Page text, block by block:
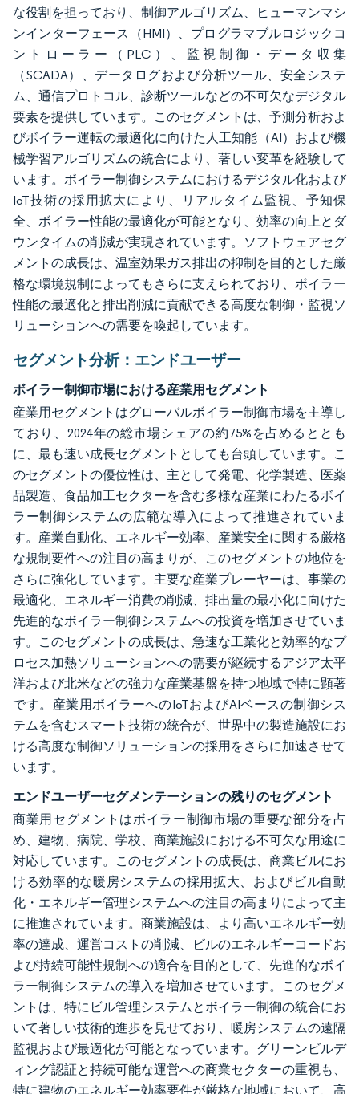
な役割を担っており、制御アルゴリズム、ヒューマンマシ
ンインターフェース（HMI）、プログラマブルロジックコ
ントローラー（PLC）、監視制御・データ収集
（SCADA）、データログおよび分析ツール、安全システ
ム、通信プロトコル、診断ツールなどの不可欠なデジタル
要素を提供しています。このセグメントは、予測分析およ
びボイラー運転の最適化に向けた人工知能（AI）および機
械学習アルゴリズムの統合により、著しい変革を経験して
います。ボイラー制御システムにおけるデジタル化および
IoT技術の採用拡大により、リアルタイム監視、予知保
全、ボイラー性能の最適化が可能となり、効率の向上とダ
ウンタイムの削減が実現されています。ソフトウェアセグ
メントの成長は、温室効果ガス排出の抑制を目的とした厳
格な環境規制によってもさらに支えられており、ボイラー
性能の最適化と排出削減に貢献できる高度な制御・監視ソ
リューションへの需要を喚起しています。
セグメント分析：エンドユーザー
ボイラー制御市場における産業用セグメント
産業用セグメントはグローバルボイラー制御市場を主導し
ており、2024年の総市場シェアの約75%を占めるととも
に、最も速い成長セグメントとしても台頭しています。こ
のセグメントの優位性は、主として発電、化学製造、医薬
品製造、食品加工セクターを含む多様な産業にわたるボイ
ラー制御システムの広範な導入によって推進されていま
す。産業自動化、エネルギー効率、産業安全に関する厳格
な規制要件への注目の高まりが、このセグメントの地位を
さらに強化しています。主要な産業プレーヤーは、事業の
最適化、エネルギー消費の削減、排出量の最小化に向けた
先進的なボイラー制御システムへの投資を増加させていま
す。このセグメントの成長は、急速な工業化と効率的なプ
ロセス加熱ソリューションへの需要が継続するアジア太平
洋および北米などの強力な産業基盤を持つ地域で特に顕著
です。産業用ボイラーへのIoTおよびAIベースの制御シス
テムを含むスマート技術の統合が、世界中の製造施設にお
ける高度な制御ソリューションの採用をさらに加速させて
います。
エンドユーザーセグメンテーションの残りのセグメント
商業用セグメントはボイラー制御市場の重要な部分を占
め、建物、病院、学校、商業施設における不可欠な用途に
対応しています。このセグメントの成長は、商業ビルにお
ける効率的な暖房システムの採用拡大、およびビル自動
化・エネルギー管理システムへの注目の高まりによって主
に推進されています。商業施設は、より高いエネルギー効
率の達成、運営コストの削減、ビルのエネルギーコードお
よび持続可能性規制への適合を目的として、先進的なボイ
ラー制御システムの導入を増加させています。このセグメ
ントは、特にビル管理システムとボイラー制御の統合にお
いて著しい技術的進歩を見せており、暖房システムの遠隔
監視および最適化が可能となっています。グリーンビルデ
ィング認証と持続可能な運営への商業セクターの重視も、
特に建物のエネルギー効率要件が厳格な地域において、高